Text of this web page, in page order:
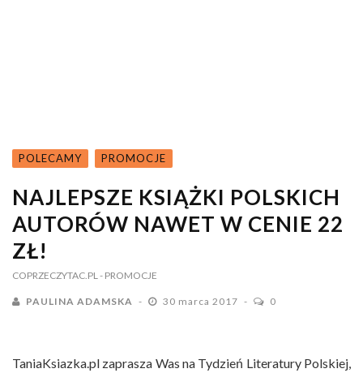
POLECAMY PROMOCJE
NAJLEPSZE KSIĄŻKI POLSKICH
AUTORÓW NAWET W CENIE 22
ZŁ!
COPRZECZYTAC.PL - PROMOCJE
PAULINA ADAMSKA 30 marca 2017 0
TaniaKsiazka.pl zaprasza Was na Tydzień Literatury Polskiej,